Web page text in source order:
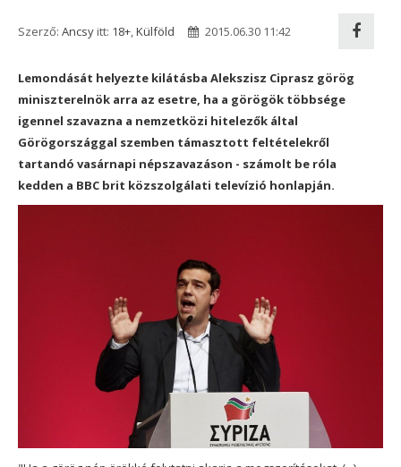
Szerző: Ancsy itt: 18+,Külföld 2015.06.30 11:42
Lemondását helyezte kilátásba Alekszisz Ciprasz görög
miniszterelnök arra az esetre, ha a görögök többsége
igennel szavazna a nemzetközi hitelezők által
Görögországgal szemben támasztott feltételekről
tartandó vasárnapi népszavazáson - számolt be róla
kedden a BBC brit közszolgálati televízió honlapján.